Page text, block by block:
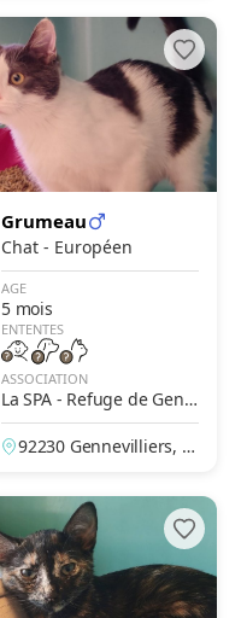
Grumeau
Chat - Européen
AGE
5 mois
ENTENTES
ASSOCIATION
La SPA - Refuge de Genn
evilliers – Grammont
92230 Gennevilliers, H